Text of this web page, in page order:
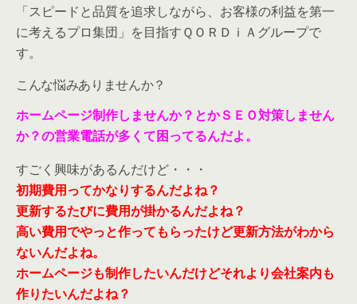
「スピードと品質を追求しながら、お客様の利益を第一
に考えるプロ集団」を目指すＱＯＲＤｉＡグループで
す。
こんな悩みありませんか？
ホームページ制作しませんか？とかＳＥＯ対策しません
か？の営業電話が多くて困ってるんだよ。
すごく興味があるんだけど・・・
初期費用ってかなりするんだよね？
更新するたびに費用が掛かるんだよね？
高い費用でやっと作ってもらったけど更新方法がわから
ないんだよね。
ホームページも制作したいんだけどそれより会社案内も
作りたいんだよね？